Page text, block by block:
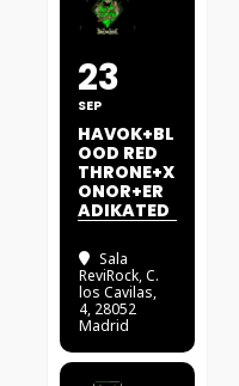
23
SEP
HAVOK+BL
OOD RED
THRONE+X
ONOR+ER
ADIKATED
Sala
ReviRock, C.
los Cavilas,
4, 28052
Madrid